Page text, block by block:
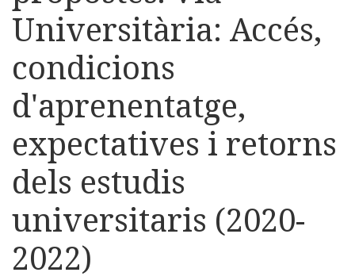
Universitària: Accés,
condicions
d'aprenentatge,
expectatives i retorns
dels estudis
universitaris (2020-
2022)